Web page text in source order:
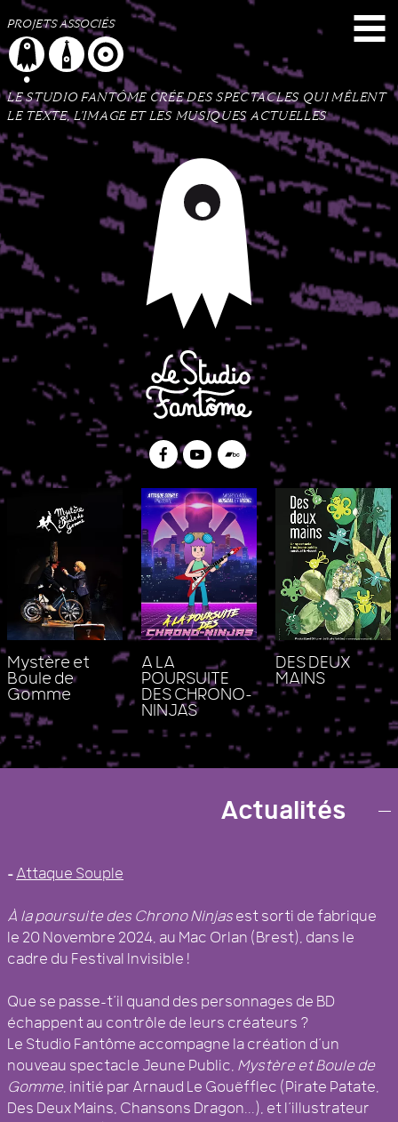
Menu Contenu Plan du site
PROJETS ASSOCIÉS
LE STUDIO FANTÔME CRÉE DES SPECTACLES QUI MÊLENT
LE TEXTE, L’IMAGE ET LES MUSIQUES ACTUELLES
Le Studio Fantôme Collectif
Bandcamp
Mystère et
Boule de
Gomme
A LA
POURSUITE
DES CHRONO-
NINJAS
DES DEUX
MAINS
COLLECTIF D’ARTISTES BRESTActualités
– Attaque Souple
À la poursuite des Chrono Ninjas est sorti de fabrique
le 20 Novembre 2024, au Mac Orlan (Brest), dans le
cadre du Festival Invisible !
Que se passe-t’il quand des personnages de BD
échappent au contrôle de leurs créateurs ?
Le Studio Fantôme accompagne la création d’un
nouveau spectacle Jeune Public, Mystère et Boule de
Gomme, initié par Arnaud Le Gouëfflec (Pirate Patate,
Des Deux Mains, Chansons Dragon...), et l’illustrateur